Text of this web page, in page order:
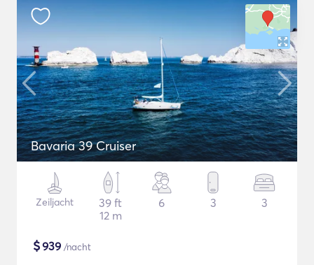
Bavaria 39 Cruiser
Zeiljacht
39 ft
12 m
6 3 3
$939 /nacht